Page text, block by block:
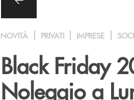
NOVITÀ PRIVATI IMPRESE SOCI
Black Friday
Noleggio a